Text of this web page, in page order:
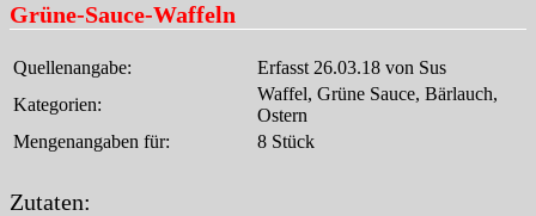
Grüne-Sauce-Waffeln
Quellenangabe:
Erfasst 26.03.18 von Sus
Kategorien:
Waffel, Grüne Sauce, Bärlauch,
Ostern
Mengenangaben für:
8 Stück
Zutaten: